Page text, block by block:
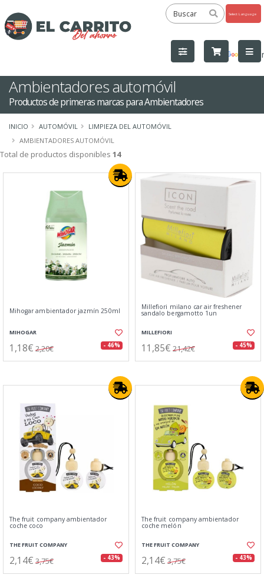
by
Ambientadores automóvil
Productos de primeras marcas para Ambientadores
INICIO AUTOMÓVIL
LIMPIEZA DEL AUTOMÓVIL
AMBIENTADORES AUTOMÓVIL
Total de productos disponibles 14
Mihogar ambientador jazmín 250ml
MIHOGAR
1,18€ 2,20€ - 46%
Millefiori milano car air freshener
sandalo bergamotto 1un
MILLEFIORI
11,85€ 21,42€ - 45%
The fruit company ambientador
coche coco
THE FRUIT COMPANY
2,14€ 3,75€ - 43%
The fruit company ambientador
coche melón
THE FRUIT COMPANY
2,14€ 3,75€ - 43%